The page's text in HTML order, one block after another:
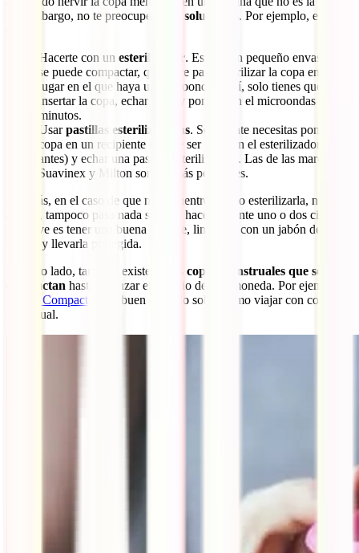
Sin embargo, no te preocupes, hay soluciones . Por ejemplo, estas
Hacerte con un esterilizador. Este es un pequeño envase que
se puede compactar, que sirve para esterilizar la copa en un
lugar en el que haya un microondas. Así, solo tienes que
insertar la copa, echar agua y ponerlo en el microondas unos 3
minutos.
Usarpastillas esterilizadoras. Solamente necesitas poner la
copa en un recipiente (puede ser también el esterilizador de
antes) y echar una pastilla esterilizadora. Las de las marcas
Suavinex y Milton son las más populares.
Además, en el caso de que no encuentres cómo esterilizarla, no te
apures, tampoco pasa nada si no lo haces durante uno o dos ciclos.
La clave es tener una buena higiene, limpiarla con un jabón de pH
neutro y llevarla protegida.
Por otro lado, también existen unas copas menstruales que se
compactan hasta alcanzar el tamaño de una moneda. Por ejemplo,
Lily Compact es un buen ejemplo sobre cómo viajar con copa
menstrual.